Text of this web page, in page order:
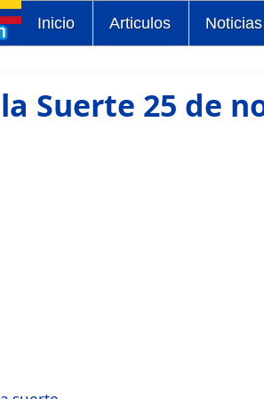
Inicio Articulos Noticias
Suerte 25 de